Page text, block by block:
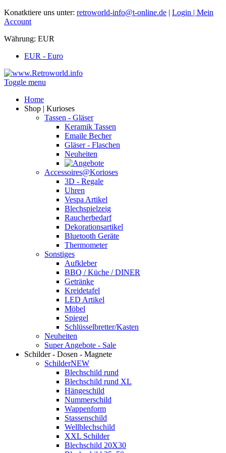
Konatktiere uns unter: retroworld-info@t-online.de | Login | Mein
Account
Währung: EUR
EUR - Euro
Toggle menu
Home
Shop | Kurioses
Tassen - Gläser
Keramik Tassen
Emaile Becher
Gläser - Flaschen
Neuheiten
Accessoires@Korioses
3D - Regale
Uhren
Vespa Artikel
Blechspielzeig
Raucherbedarf
Dekorationsartikel
Bluetooth Geräte
Thermometer
Sonstiges
Aufkleber
BBQ / Küche / DINER
Getränke
Kreidetafel
LED Artikel
Möbel
Spiegel
Schlüsselbretter/Kasten
Neuheiten
Super Angebote - Sale
Schilder - Dosen - Magnete
SchilderNEW
Blechschild rund
Blechschild rund XL
Hängeschild
Nummerschild
Wappenform
Stassenschild
Wellblechschild
XXL Schilder
Blechschild 20X30